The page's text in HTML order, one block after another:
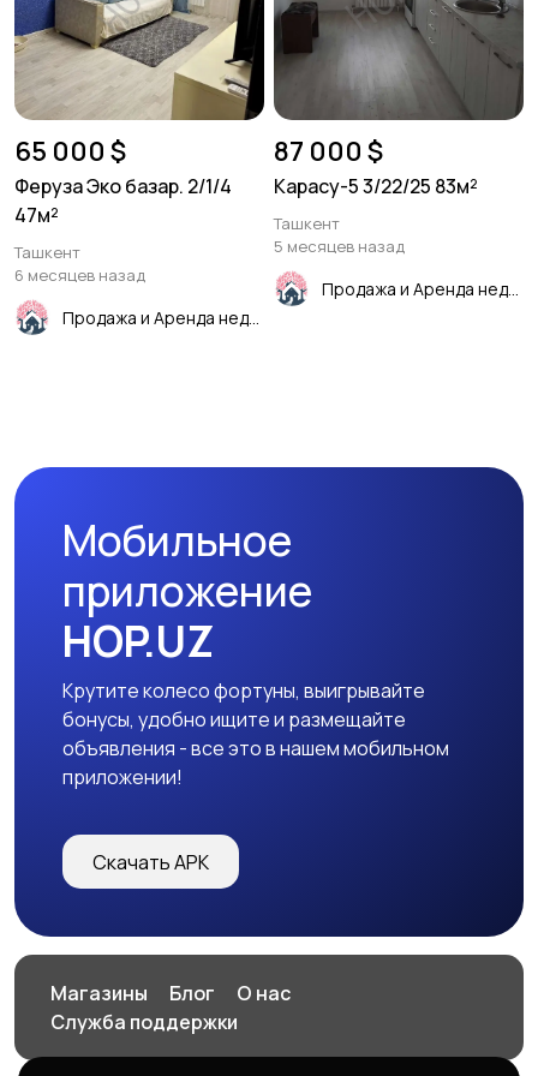
65 000 $
Феруза Эко базар. 2/1/4
47м²
Ташкент
6 месяцев назад
87 000 $
Карасу-5 3/22/25 83м²
Ташкент
5 месяцев назад
Мобильное
приложение
HOP.UZ
Крутите колесо фортуны, выигрывайте
бонусы, удобно ищите и размещайте
объявления - все это в нашем мобильном
приложении!
Скачать APK
Магазины Блог
О нас
Служба поддержки